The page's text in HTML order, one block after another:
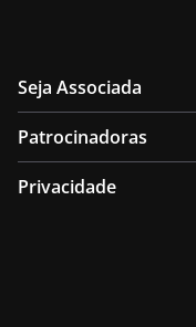
Seja Associada
Patrocinadoras
Privacidade